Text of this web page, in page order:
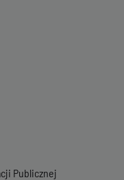
Publicznej